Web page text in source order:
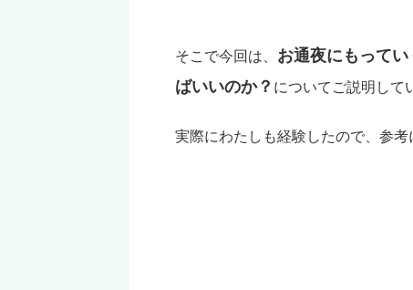
そこで今回は、 お通夜にもって
ばいいのか？ についてご説明して
実際にわたしも経験したので、参考